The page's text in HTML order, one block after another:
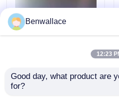
Kontakt mit uns
Neuigkeiten
Warmgewalzte NO.1
Benwallace
12:23
Good day, what product are
for?